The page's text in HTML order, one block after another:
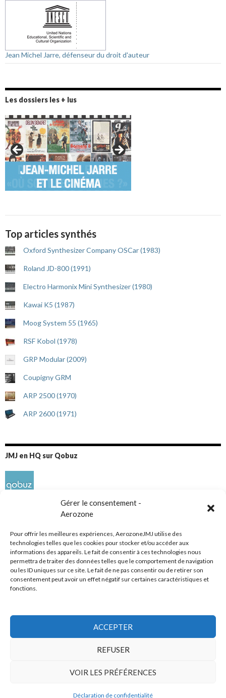
Gérer le consentement -
Aerozone
Pour offrir les meilleures expériences, AerozoneJMJ utilise des
technologies telles que les cookies pour stocker et/ou accéder aux
informations des appareils. Le fait de consentir à ces technologies nous
permettra de traiter des données telles que le comportement de navigation
ou les ID uniques sur ce site. Le fait de ne pas consentir ou de retirer son
consentement peut avoir un effet négatif sur certaines caractéristiques et
fonctions.
ACCEPTER
REFUSER
VOIR LES PRÉFÉRENCES
Déclaration de confidentialité
Jean Michel Jarre, défenseur du droit d'auteur
Les dossiers les + lus
Top articles synthés
Oxford Synthesizer Company OSCar (1983)
Roland JD-800 (1991)
Electro Harmonix Mini Synthesizer (1980)
Kawai K5 (1987)
Moog System 55 (1965)
RSF Kobol (1978)
GRP Modular (2009)
Coupigny GRM
ARP 2500 (1970)
ARP 2600 (1971)
JMJ en HQ sur Qobuz
Réseaux sociaux
© Mars 2006-Août 2026
Politique de confidentialité Fièrement propulsé par WordPress